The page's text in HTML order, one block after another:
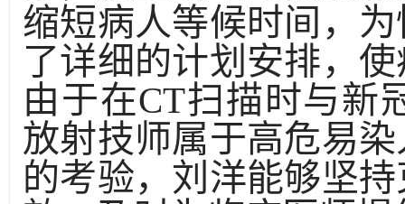
缩短病人等候时间，
了详细的计划安排，
由于在CT扫描时与新
放射技师属于高危易
的考验，刘洋能够坚